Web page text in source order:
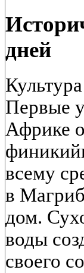
дней
Первые
Африке
всему
в
дом.
воды
своего